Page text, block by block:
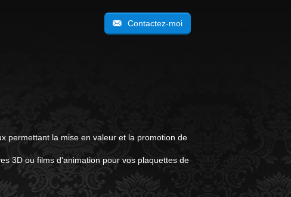
Contactez-moi
permettant la mise en valeur et la promotion de
3D ou films d'animation pour vos plaquettes de